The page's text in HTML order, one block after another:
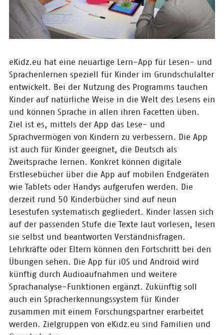
eKidz.eu hat eine neuartige Lern-App für Lesen- und
Sprachenlernen speziell für Kinder im Grundschulalter
entwickelt. Bei der Nutzung des Programms tauchen
Kinder auf natürliche Weise in die Welt des Lesens ein
und können Sprache in allen ihren Facetten üben.
Ziel ist es, mittels der App das Lese- und
Sprachvermögen von Kindern zu verbessern. Die App
ist auch für Kinder geeignet, die Deutsch als
Zweitsprache lernen. Konkret können digitale
Erstlesebücher über die App auf mobilen Endgeräten
wie Tablets oder Handys aufgerufen werden. Die
derzeit rund 50 Kinderbücher sind auf neun
Lesestufen systematisch gegliedert. Kinder lassen sich
auf der passenden Stufe die Texte laut vorlesen, lesen
sie selbst und beantworten Verständnisfragen.
Lehrkräfte oder Eltern können den Fortschritt bei den
Übungen sehen. Die App für iOS und Android wird
künftig durch Audioaufnahmen und weitere
Sprachanalyse-Funktionen ergänzt. Zukünftig soll
auch ein Spracherkennungssystem für Kinder
zusammen mit einem Forschungspartner erarbeitet
werden. Zielgruppen von eKidz.eu sind Familien und
München Stachus, die ein
neuartiges Konzept verfolgt.
Gratulation an
QualiFiction!
CONTENTshift-Accelerators am
Messe-Donnerstag war sehr groß:
Unsere fünf nominierten Start-
ups präsentierten ein letztes Mal
ihr Geschäftsmodell – vor der
Jury, vor Investoren und der
interessierten Öffentlichkeit.
17.10.2019
Pressemitteilung:
QualiFiction ist das
Content-Start-up
des Jahres 2019
Das deutsche Start-up
QualifFction ist heute auf der
„Content-Start-up des Jahres“
gekürt worden.
11.10.2019
CONTENTshift-
Finalist 2018